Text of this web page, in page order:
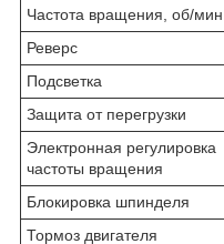
Частота вращения, об/мин
Реверс
Подсветка
Защита от перегрузки
Электронная регулировка
частоты вращения
Блокировка шпинделя
Тормоз двигателя